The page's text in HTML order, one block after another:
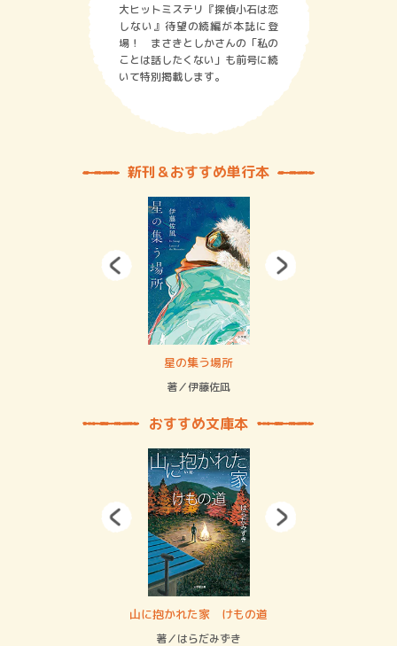
大ヒットミステリ『探偵小石は恋
しない』待望の続編が本誌に登
場！ まさきとしかさんの「私の
ことは話したくない」も前号に続
いて特別掲載します。
新刊＆おすすめ単行本
星の集う場所
著／伊藤佐凪
おすすめ文庫本
山に抱かれた家 けもの道
著／はらだみずき